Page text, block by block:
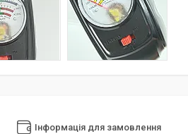
Інформація для замовлення